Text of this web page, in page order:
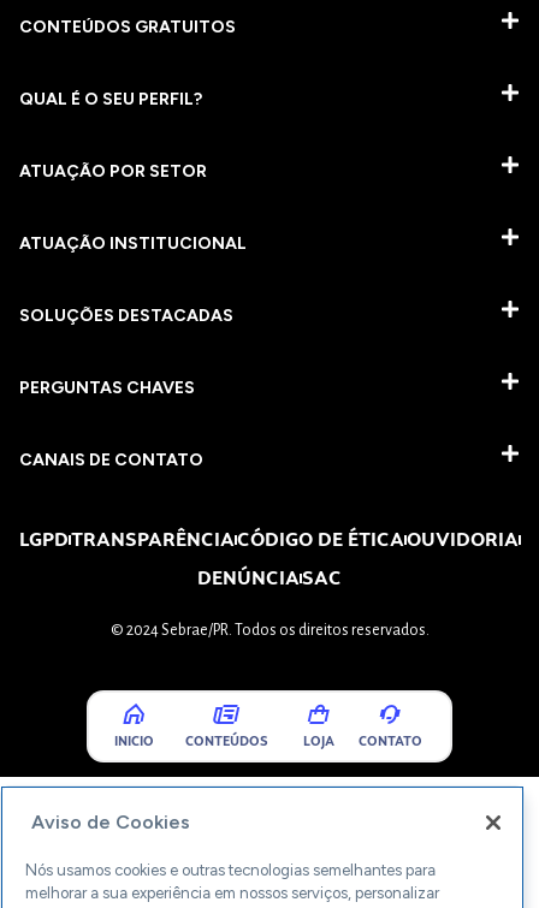
CONTEÚDOS GRATUITOS
QUAL É O SEU PERFIL?
ATUAÇÃO POR SETOR
ATUAÇÃO INSTITUCIONAL
SOLUÇÕES DESTACADAS
PERGUNTAS CHAVES​
CANAIS DE CONTATO
LGPDTRANSPARÊNCIACÓDIGO DE ÉTICAOUVIDORIA
DENÚNCIASAC
© 2024 Sebrae/PR. Todos os direitos reservados.
INICIO CONTEÚDOS LOJA CONTATO
Aviso de Cookies
Nós usamos cookies e outras tecnologias semelhantes para
melhorar a sua experiência em nossos serviços, personalizar